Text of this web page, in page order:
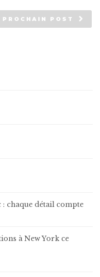
PROCHAIN POST
chaque détail compte
à New York ce